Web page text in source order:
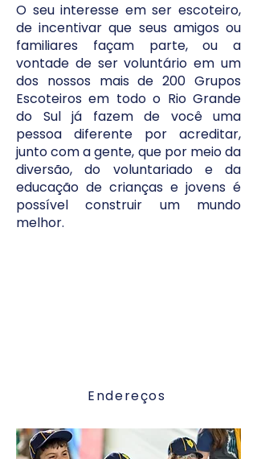
O seu interesse em ser escoteiro,
de incentivar que seus amigos ou
familiares façam parte, ou a
vontade de ser voluntário em um
dos nossos mais de 200 Grupos
Escoteiros em todo o Rio Grande
do Sul já fazem de você uma
pessoa diferente por acreditar,
junto com a gente, que por meio da
diversão, do voluntariado e da
educação de crianças e jovens é
possível construir um mundo
melhor.
Endereços